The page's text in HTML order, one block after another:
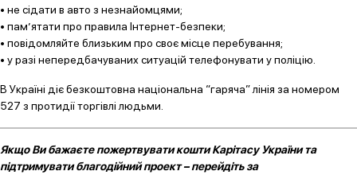
• не сідати в авто з незнайомцями;
• пам’ятати про правила Інтернет-безпеки;
• повідомляйте близьким про своє місце перебування;
• у разі непередбачуваних ситуацій телефонувати у поліцію.
В Україні діє безкоштовна національна “гаряча” лінія за номером
527 з протидії торгівлі людьми.
Якщо Ви бажаєте пожертвувати кошти Карітасу України та
підтримувати благодійний проект – перейдіть за